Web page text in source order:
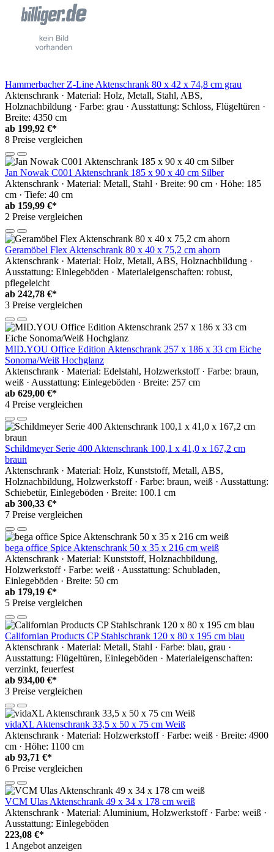
Hammerbacher Z-Line Aktenschrank 80 x 42 x 74,8 cm grau
Aktenschrank · Material: Holz, Metall, Stahl, ABS,
Holznachbildung · Farbe: grau · Ausstattung: Schloss, Flügeltüren ·
Breite: 4350 cm
ab 199,92 €*
8 Preise vergleichen
Jan Nowak C001 Aktenschrank 185 x 90 x 40 cm Silber
Aktenschrank · Material: Metall, Stahl · Breite: 90 cm · Höhe: 185
cm · Tiefe: 40 cm
ab 159,99 €*
2 Preise vergleichen
Geramöbel Flex Aktenschrank 80 x 40 x 75,2 cm ahorn
Aktenschrank · Material: Holz, Metall, ABS, Holznachbildung ·
Ausstattung: Einlegeböden · Materialeigenschaften: robust,
pflegeleicht
ab 242,78 €*
3 Preise vergleichen
MID.YOU Office Edition Aktenschrank 257 x 186 x 33 cm Eiche
Sonoma/Weiß Hochglanz
Aktenschrank · Material: Edelstahl, Holzwerkstoff · Farbe: braun,
weiß · Ausstattung: Einlegeböden · Breite: 257 cm
ab 629,00 €*
4 Preise vergleichen
Schildmeyer Serie 400 Aktenschrank 100,1 x 41,0 x 167,2 cm
braun
Aktenschrank · Material: Holz, Kunststoff, Metall, ABS,
Holznachbildung, Holzwerkstoff · Farbe: braun, weiß · Ausstattung:
Schiebetür, Einlegeböden · Breite: 100.1 cm
ab 300,33 €*
7 Preise vergleichen
bega office Spice Aktenschrank 50 x 35 x 216 cm weiß
Aktenschrank · Material: Kunststoff, Holznachbildung,
Holzwerkstoff · Farbe: weiß · Ausstattung: Schubladen,
Einlegeböden · Breite: 50 cm
ab 179,19 €*
5 Preise vergleichen
Californian Products CP Stahlschrank 120 x 80 x 195 cm blau
Aktenschrank · Material: Metall, Stahl · Farbe: blau, grau ·
Ausstattung: Flügeltüren, Einlegeböden · Materialeigenschaften:
verzinkt, feuerfest
ab 934,00 €*
3 Preise vergleichen
vidaXL Aktenschrank 33,5 x 50 x 75 cm Weiß
Aktenschrank · Material: Holzwerkstoff · Farbe: weiß · Breite: 4900
cm · Höhe: 1100 cm
ab 93,71 €*
6 Preise vergleichen
VCM Ulas Aktenschrank 49 x 34 x 178 cm weiß
Aktenschrank · Material: Aluminium, Holzwerkstoff · Farbe: weiß ·
Ausstattung: Einlegeböden
223,08 €*
1 Angebot anzeigen